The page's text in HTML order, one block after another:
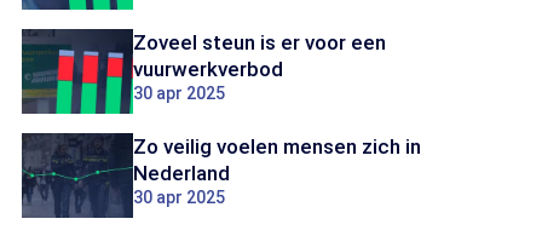
Zoveel steun is er voor een
vuurwerkverbod
30 apr 2025
Zo veilig voelen mensen zich in
Nederland
30 apr 2025